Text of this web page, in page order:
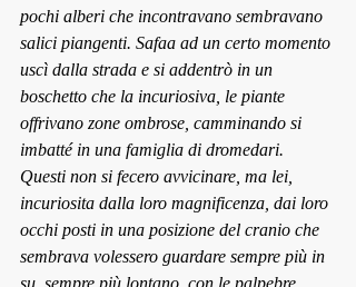
pochi alberi che incontravano sembravano
salici piangenti. Safaa ad un certo momento
uscì dalla strada e si addentrò in un
boschetto che la incuriosiva, le piante
offrivano zone ombrose, camminando si
imbatté in una famiglia di dromedari.
Questi non si fecero avvicinare, ma lei,
incuriosita dalla loro magnificenza, dai loro
occhi posti in una posizione del cranio che
sembrava volessero guardare sempre più in
su, sempre più lontano, con le palpebre